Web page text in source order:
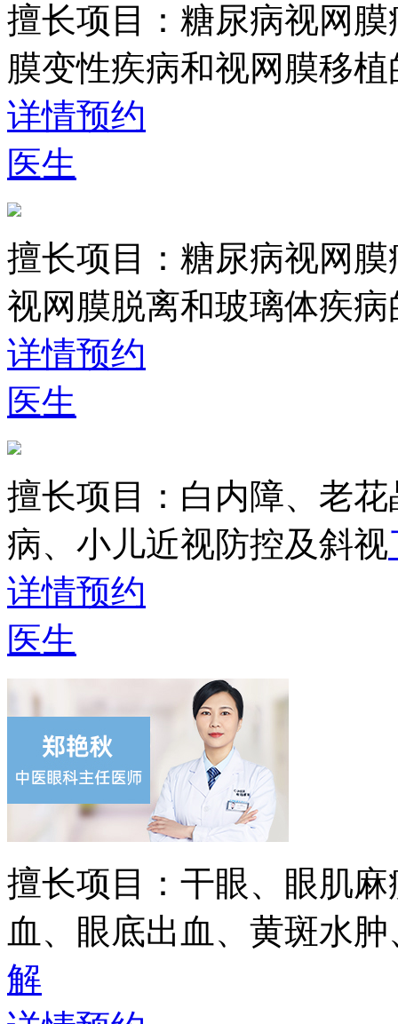
擅长项目： 糖尿病视网
膜变性疾病和视网膜移
详情预约
医生
擅长项目： 糖尿病视网
视网膜脱离和玻璃体疾
详情预约
医生
擅长项目： 白内障、老
病、小儿近视防控及斜视
详情预约
医生
擅长项目： 干眼、眼肌
血、眼底出血、黄斑水
解